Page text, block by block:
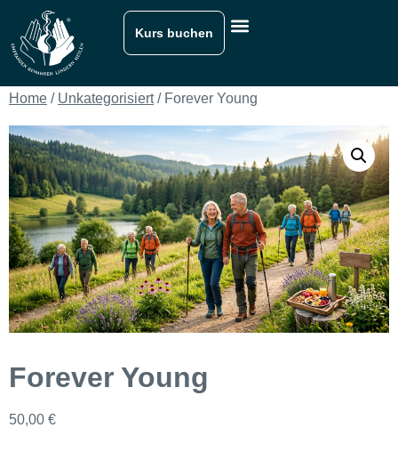
Kurs buchen
Home / Unkategorisiert/ Forever Young
Forever Young
50,00 €